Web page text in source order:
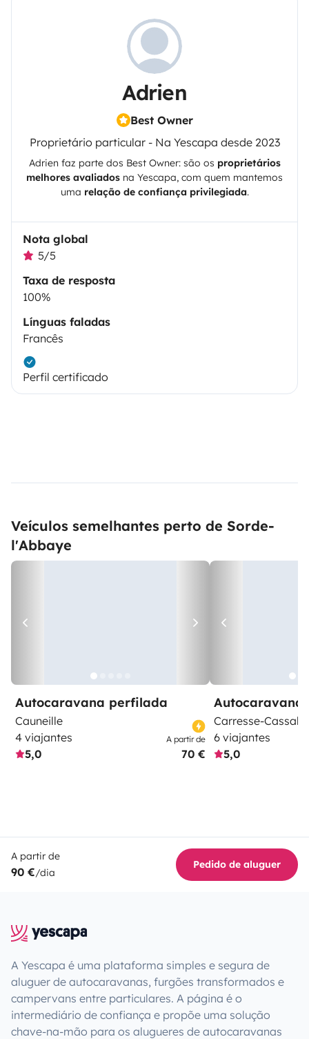
Adrien
Best Owner
Proprietário particular - Na Yescapa desde 2023
Adrien faz parte dos Best Owner: são os proprietários
melhores avaliados na Yescapa, com quem mantemos
uma relação de confiança privilegiada.
Nota global
5/5
Taxa de resposta
100%
Línguas faladas
Francês
Perfil certificado
Veículos semelhantes perto de Sorde-
l'Abbaye
Autocaravana perfilada
Cauneille
4 viajantes
5,0
A partir de
70 €
Autocaravana
Carresse-
6 viajantes
5,0
A partir de
90 €/dia
Pedido de aluguer
A Yescapa é uma plataforma simples e segura de
aluguer de autocaravanas, furgões transformados e
campervans entre particulares. A página é o
intermediário de confiança e propõe uma solução
chave-na-mão para os alugueres de autocaravanas